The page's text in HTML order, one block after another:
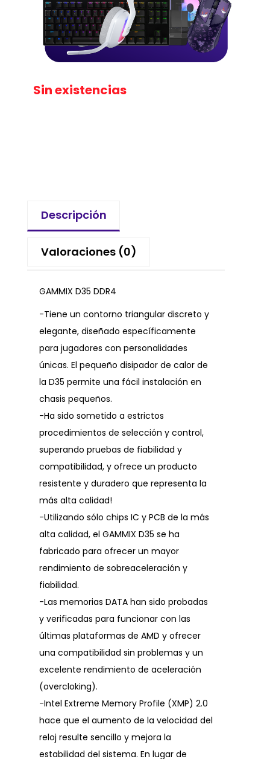
Sin existencias
Descripción
Valoraciones (0)
GAMMIX D35 DDR4
-Tiene un contorno triangular discreto y
elegante, diseñado específicamente
para jugadores con personalidades
únicas. El pequeño disipador de calor de
la D35 permite una fácil instalación en
chasis pequeños.
-Ha sido sometido a estrictos
procedimientos de selección y control,
superando pruebas de fiabilidad y
compatibilidad, y ofrece un producto
resistente y duradero que representa la
más alta calidad!
-Utilizando sólo chips IC y PCB de la más
alta calidad, el GAMMIX D35 se ha
fabricado para ofrecer un mayor
rendimiento de sobreaceleración y
fiabilidad.
-Las memorias DATA han sido probadas
y verificadas para funcionar con las
últimas plataformas de AMD y ofrecer
una compatibilidad sin problemas y un
excelente rendimiento de aceleración
(overcloking).
-Intel Extreme Memory Profile (XMP) 2.0
hace que el aumento de la velocidad del
reloj resulte sencillo y mejora la
estabilidad del sistema. En lugar de